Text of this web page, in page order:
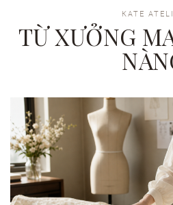
KATE
TỪ XƯỞNG